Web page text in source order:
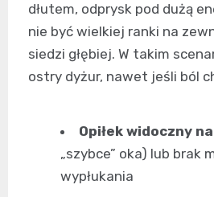
dłutem, odprysk pod dużą
nie być wielkiej ranki na
siedzi głębiej. W takim
ostry dyżur, nawet jeśli ból
Opiłek widoczny
„szybce” oka) lub brak
wypłukania